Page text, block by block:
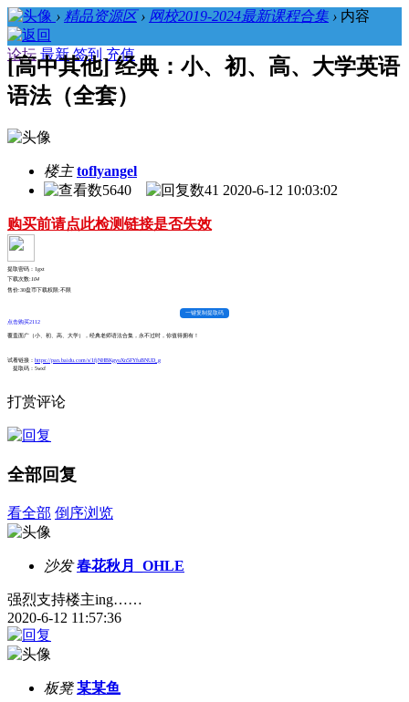
› 精品资源区 › 网校2019-2024最新课程合集 › 内容
论坛 最新 签到 充值
[高中其他] 经典：小、初、高、大学英语
语法（全套）
楼主 toflyangel
5640
41 2020-6-12 10:03:02
购买前请点此检测链接是否失效
提取密码：1gxt
下载次数:104
售价:30盘币下载权限:不限
一键复制提取码
点击购买2112
覆盖面广（小、初、高、大学），经典老师语法合集，永不过时，你值得拥有！
试看链接： https://pan.baidu.com/s/1fjNHBKgyuXn5FYfuBNUD_g
提取码：5wxf
打赏评论
全部回复
看全部 倒序浏览
沙发 春花秋月_OHLE
强烈支持楼主ing……
2020-6-12 11:57:36
板凳 某某鱼